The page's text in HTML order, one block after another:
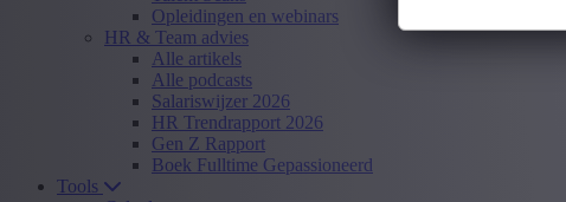
Opleidingen en webinars
HR & Team advies
Alle artikels
Alle podcasts
Salariswijzer 2026
HR Trendrapport 2026
Gen Z Rapport
Boek Fulltime Gepassioneerd
Tools